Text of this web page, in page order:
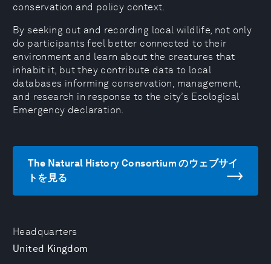
Headquarters
United Kingdom
conservation and policy context.
By seeking out and recording local wildlife, not only
do participants feel better connected to their
environment and learn about the creatures that
inhabit it, but they contribute data to local
databases informing conservation, management,
and research in response to the city’s Ecological
Emergency declaration.
The Natural History Consortium のウェブサイ
トを見る